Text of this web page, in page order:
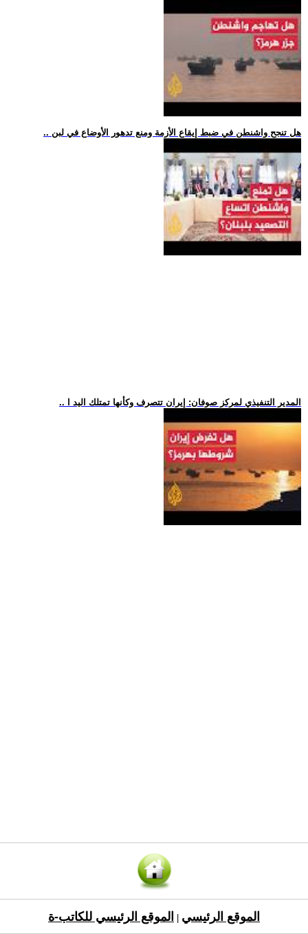
.. هل تنجح واشنطن في ضبط إيقاع الأزمة ومنع تدهور الأوضاع في لبن
.. المدير التنفيذي لمركز صوفان: إيران تتصرف وكأنها تمتلك اليد ا
الموقع الرئيسي الموقع الرئيسي للكاتب-ة